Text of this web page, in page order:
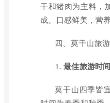
干和猪肉为主料，
成。口感鲜美，营养
四、莫干山旅
1. 最佳旅游时间
莫干山四季皆